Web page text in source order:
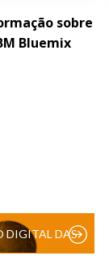
sobre
Bluemix
DIGITAL DAS